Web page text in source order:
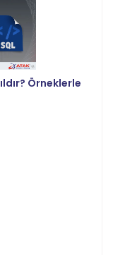
Örneklerle